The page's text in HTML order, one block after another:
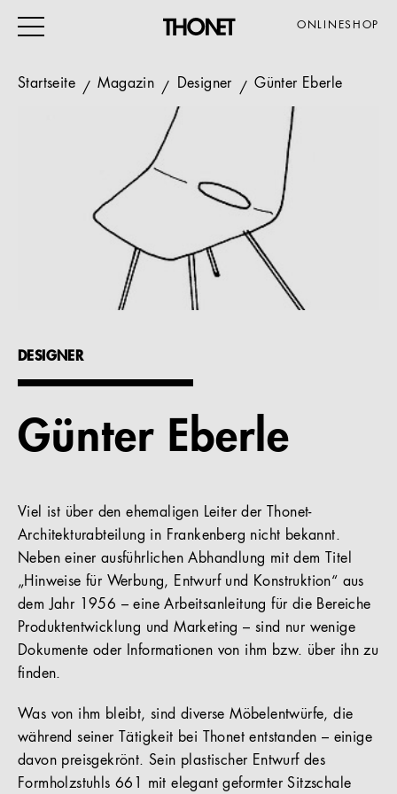
ONLINESHOP
WOHNEN
VERANSTALTUNG
GASTRO & HOTEL
ALLE PRODUKTE
Service
Referenzen
Startseite Magazin Designer Günter Eberle
DESIGNER
Günter Eberle
Viel ist über den ehemaligen Leiter der Thonet-
Architekturabteilung in Frankenberg nicht bekannt.
Neben einer ausführlichen Abhandlung mit dem Titel
„Hinweise für Werbung, Entwurf und Konstruktion“ aus
dem Jahr 1956 – eine Arbeitsanleitung für die Bereiche
Produktentwicklung und Marketing – sind nur wenige
Dokumente oder Informationen von ihm bzw. über ihn zu
finden.
Was von ihm bleibt, sind diverse Möbelentwürfe, die
während seiner Tätigkeit bei Thonet entstanden – einige
davon preisgekrönt. Sein plastischer Entwurf des
Formholzstuhls 661 mit elegant geformter Sitzschale